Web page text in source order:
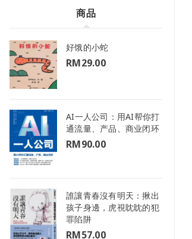
商品
好饿的小蛇
RM29.00
AI一人公司：用AI帮你打
通流量、产品、商业闭环
RM90.00
誰讓青春沒有明天：揪出
孩子身邊，虎視眈眈的犯
罪陷阱
RM57.00